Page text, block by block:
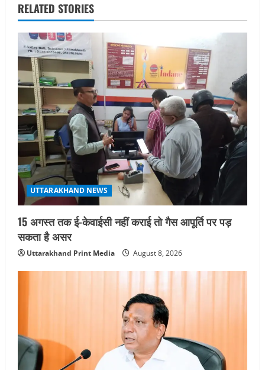
v
i
g
a
t
i
o
n
RELATED STORIES
UTTARAKHAND NEWS
15 अगस्त तक ई-केवाईसी नहीं कराई तो गैस आपूर्ति पर पड़
सकता है असर
Uttarakhand Print Media August 8, 2026